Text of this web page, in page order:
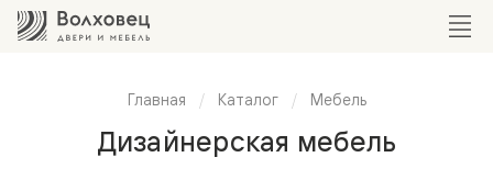
Главная Каталог Мебель
Дизайнерская мебель